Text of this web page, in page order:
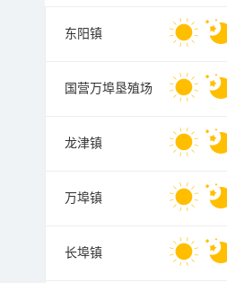
东阳镇
国营万埠垦殖场
龙津镇
万埠镇
长埠镇